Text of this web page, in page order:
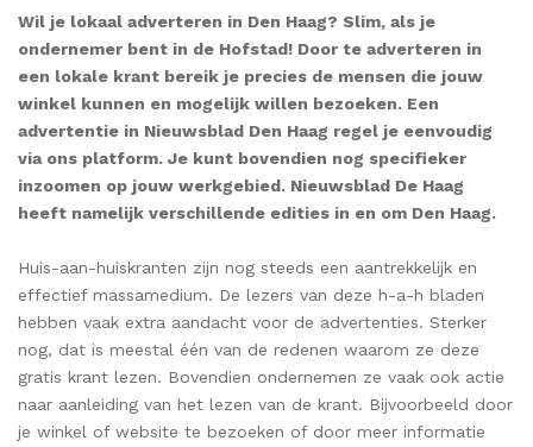
Wil je lokaal adverteren in Den Haag? Slim, als je
ondernemer bent in de Hofstad! Door te adverteren in
een lokale krant bereik je precies de mensen die jouw
winkel kunnen en mogelijk willen bezoeken. Een
advertentie in Nieuwsblad Den Haag regel je eenvoudig
via ons platform. Je kunt bovendien nog specifieker
inzoomen op jouw werkgebied. Nieuwsblad De Haag
heeft namelijk verschillende edities in en om Den Haag.
Huis-aan-huiskranten zijn nog steeds een aantrekkelijk en
effectief massamedium. De lezers van deze h-a-h bladen
hebben vaak extra aandacht voor de advertenties. Sterker
nog, dat is meestal één van de redenen waarom ze deze
gratis krant lezen. Bovendien ondernemen ze vaak ook actie
naar aanleiding van het lezen van de krant. Bijvoorbeeld door
je winkel of website te bezoeken of door meer informatie